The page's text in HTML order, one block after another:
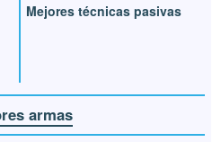
Mejores técnicas pasivas
armas